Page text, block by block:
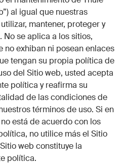
al igual que nuestras
mantener, proteger y
se aplica a los sitios,
no exhiban ni posean enlaces
tengan su propia política de
del Sitio web, usted acepta
política y reafirma su
de las condiciones de
términos de uso. Si en
está de acuerdo con los
no utilice más el Sitio
web constituye la
política.